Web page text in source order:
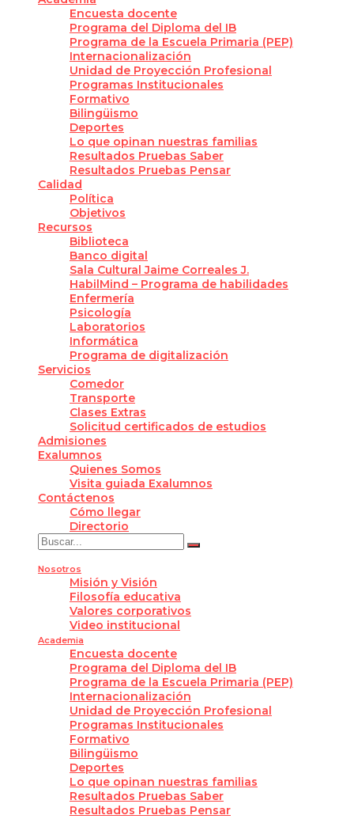
Encuesta docente
Programa del Diploma del IB
Programa de la Escuela Primaria (PEP)
Internacionalización
Unidad de Proyección Profesional
Programas Institucionales
Formativo
Bilingüismo
Deportes
Lo que opinan nuestras familias
Resultados Pruebas Saber
Resultados Pruebas Pensar
Calidad
Política
Objetivos
Recursos
Biblioteca
Banco digital
Sala Cultural Jaime Correales J.
HabilMind – Programa de habilidades
Enfermería
Psicología
Laboratorios
Informática
Programa de digitalización
Servicios
Comedor
Transporte
Clases Extras
Solicitud certificados de estudios
Admisiones
Exalumnos
Quienes Somos
Visita guiada Exalumnos
Contáctenos
Cómo llegar
Directorio
Nosotros
Misión y Visión
Filosofía educativa
Valores corporativos
Video institucional
Academia
Encuesta docente
Programa del Diploma del IB
Programa de la Escuela Primaria (PEP)
Internacionalización
Unidad de Proyección Profesional
Programas Institucionales
Formativo
Bilingüismo
Deportes
Lo que opinan nuestras familias
Resultados Pruebas Saber
Resultados Pruebas Pensar